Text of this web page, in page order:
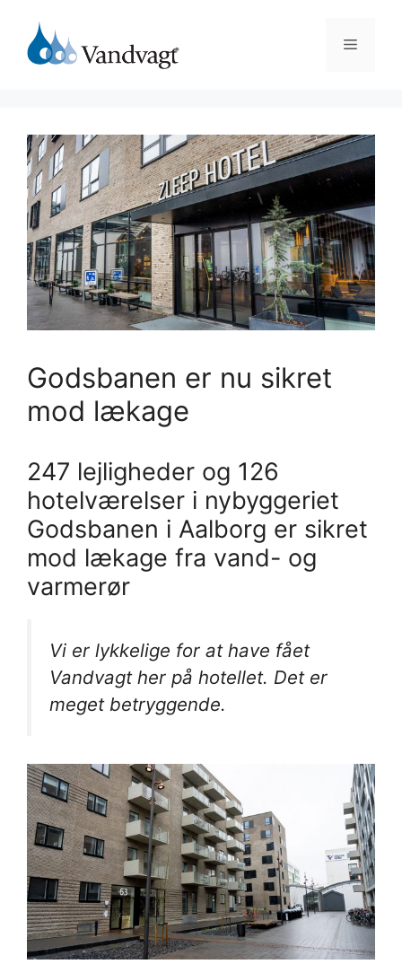
indhold
Menu
Godsbanen er nu sikret
mod lækage
247 lejligheder og 126
hotelværelser i nybyggeriet
Godsbanen i Aalborg er sikret
mod lækage fra vand- og
varmerør
Vi er lykkelige for at have fået
Vandvagt her på hotellet. Det er
meget betryggende.